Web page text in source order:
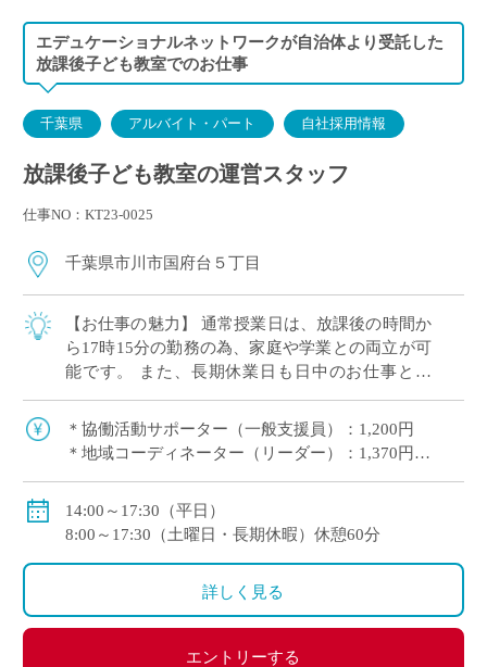
エデュケーショナルネットワークが自治体より受託した
放課後子ども教室でのお仕事
千葉県 アルバイト・パート 自社採用情報
放課後子ども教室の運営スタッフ
仕事NO：KT23-0025
千葉県市川市国府台５丁目
【お仕事の魅力】 通常授業日は、放課後の時間か
ら17時15分の勤務の為、家庭や学業との両立が可
能です。 また、長期休業日も日中のお仕事とな
す。 皆さん、初めて勤務される方が多いの […]
＊協働活動サポーター（一般支援員）：1,200円
＊地域コーディネーター（リーダー）：1,370円
例：50,400円/月 （1日3時間30分 週3日勤務）
・定年制度あり（60歳）
14:00～17:30（平日）
8:00～17:30（土曜日・長期休暇）休憩60分
詳しく見る
エントリーする